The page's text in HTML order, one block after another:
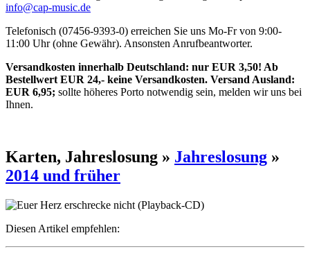
info@cap-music.de
Telefonisch (07456-9393-0) erreichen Sie uns Mo-Fr von 9:00-
11:00 Uhr (ohne Gewähr). Ansonsten Anrufbeantworter.
Versandkosten innerhalb Deutschland: nur EUR 3,50! Ab
Bestellwert EUR 24,- keine Versandkosten. Versand Ausland:
EUR 6,95; sollte höheres Porto notwendig sein, melden wir uns bei
Ihnen.
Karten, Jahreslosung » Jahreslosung »
2014 und früher
Diesen Artikel empfehlen: